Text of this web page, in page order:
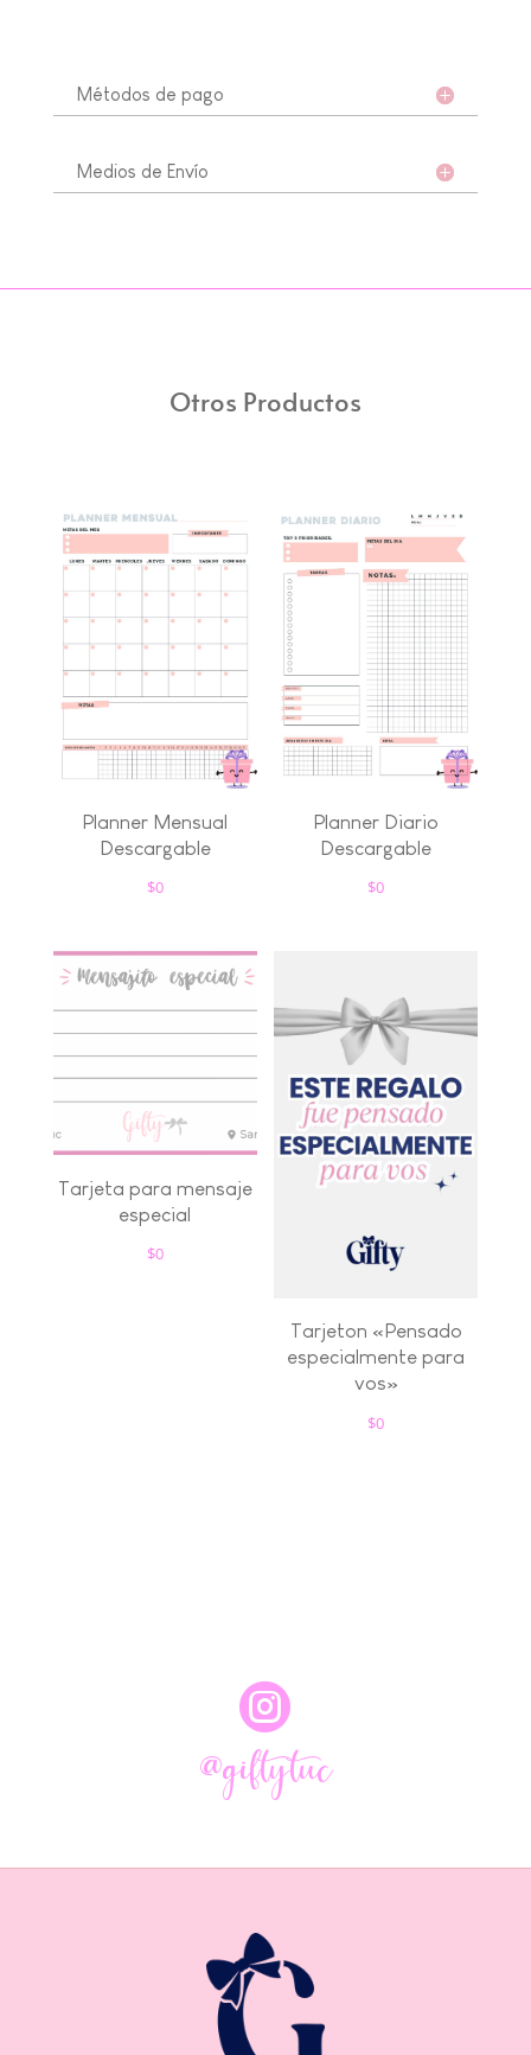
Métodos de pago
Medios de Envío
Otros Productos
Planner Mensual
Descargable
$0
Planner Diario
Descargable
$0
Tarjeta para mensaje
especial
$0
Tarjeton «Pensado
especialmente para
vos»
$0

@giftytuc